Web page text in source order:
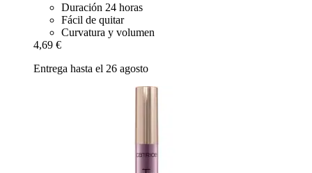
Duración 24 horas
Fácil de quitar
Curvatura y volumen
4,69 €
Entrega hasta el 26 agosto